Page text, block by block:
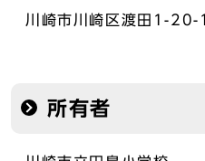
川崎市川崎区渡田1-20-1
所有者